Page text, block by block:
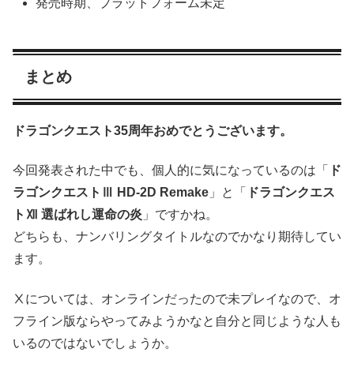
発売時期、プラットフォーム未定
まとめ
ドラゴンクエスト35周年おめでとうございます。
今回発表された中でも、個人的に気になっているのは「
ド
ラゴンクエストⅢ HD-2D Remake 」と「
ドラゴンクエス
トⅫ 選ばれし運命の炎 」ですかね。
どちらも、ナンバリングタイトルなのでかなり期待してい
ます。
Ⅹについては、オンラインだったので未プレイなので、オ
フライン版ならやってみようかなと自分と同じような人も
いるのではないでしょうか。